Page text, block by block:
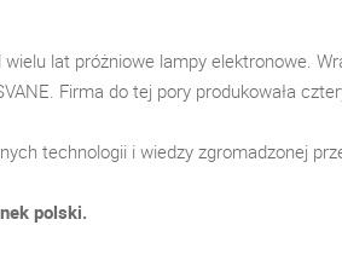
lat próżniowe lampy elektronowe.
Firma do tej pory produkowała
technologii i wiedzy zgromadzonej
polski.